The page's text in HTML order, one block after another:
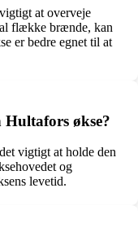
at overveje
flække brænde, kan
er bedre egnet til at
økse?
vigtigt at holde den
og
levetid.